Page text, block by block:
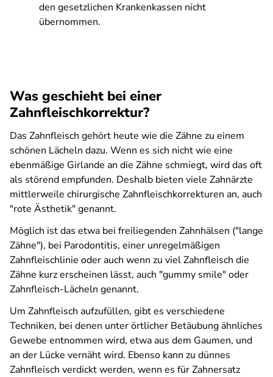
den gesetzlichen Krankenkassen nicht
übernommen.
Was geschieht bei einer
Zahnfleischkorrektur?
Das Zahnfleisch gehört heute wie die Zähne zu einem
schönen Lächeln dazu. Wenn es sich nicht wie eine
ebenmäßige Girlande an die Zähne schmiegt, wird das oft
als störend empfunden. Deshalb bieten viele Zahnärzte
mittlerweile chirurgische Zahnfleischkorrekturen an, auch
"rote Ästhetik" genannt.
Möglich ist das etwa bei freiliegenden Zahnhälsen ("lange
Zähne"), bei Parodontitis, einer unregelmäßigen
Zahnfleischlinie oder auch wenn zu viel Zahnfleisch die
Zähne kurz erscheinen lässt, auch "gummy smile" oder
Zahnfleisch-Lächeln genannt.
Um Zahnfleisch aufzufüllen, gibt es verschiedene
Techniken, bei denen unter örtlicher Betäubung ähnliches
Gewebe entnommen wird, etwa aus dem Gaumen, und
an der Lücke vernäht wird. Ebenso kann zu dünnes
Zahnfleisch verdickt werden, wenn es für Zahnersatz